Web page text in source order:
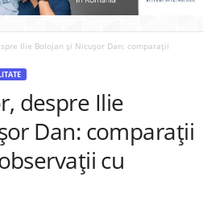
Ilie Bolojan și Nicușor Dan: comparații
despre Ilie
Dan: comparații
cu